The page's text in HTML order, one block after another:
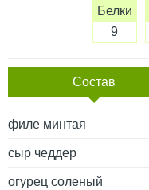
Белки
9
Состав
филе минтая
сыр чеддер
огурец соленый